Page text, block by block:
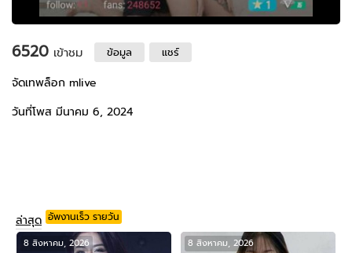
6520 เข้าชม ข้อมูล แชร์
จัดเทพล็อก mlive
วันที่โพส มีนาคม 6, 2024
ล่าสุด อัพงานเร็ว รายวัน
8 สิงหาคม, 2026 8 สิงหาคม, 2026